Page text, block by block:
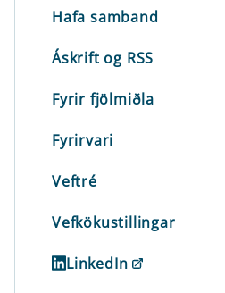
Hafa samband
Áskrift og RSS
Fyrir fjölmiðla
Fyrirvari
Veftré
Vefkökustillingar
LinkedIn